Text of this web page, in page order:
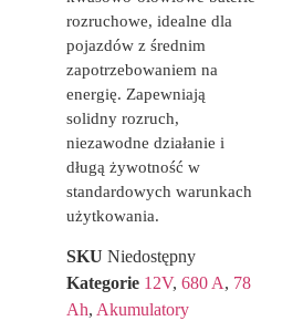
rozruchowe, idealne dla
pojazdów z średnim
zapotrzebowaniem na
energię. Zapewniają
solidny rozruch,
niezawodne działanie i
długą żywotność w
standardowych warunkach
użytkowania.
SKU Niedostępny
Kategorie 12V, 680 A, 78
Ah, Akumulatory